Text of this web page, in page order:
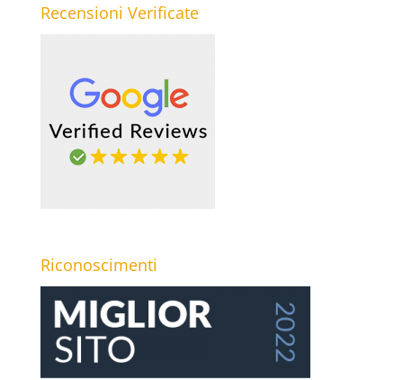
Recensioni Verificate
Riconoscimenti